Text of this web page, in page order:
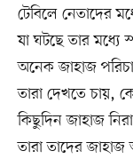
টেবিলে নেতাদের
যা ঘটছে তার মধ্যে
অনেক জাহাজ
তারা দেখতে চায়,
কিছুদিন জাহাজ
তারা তাদের জাহাজ